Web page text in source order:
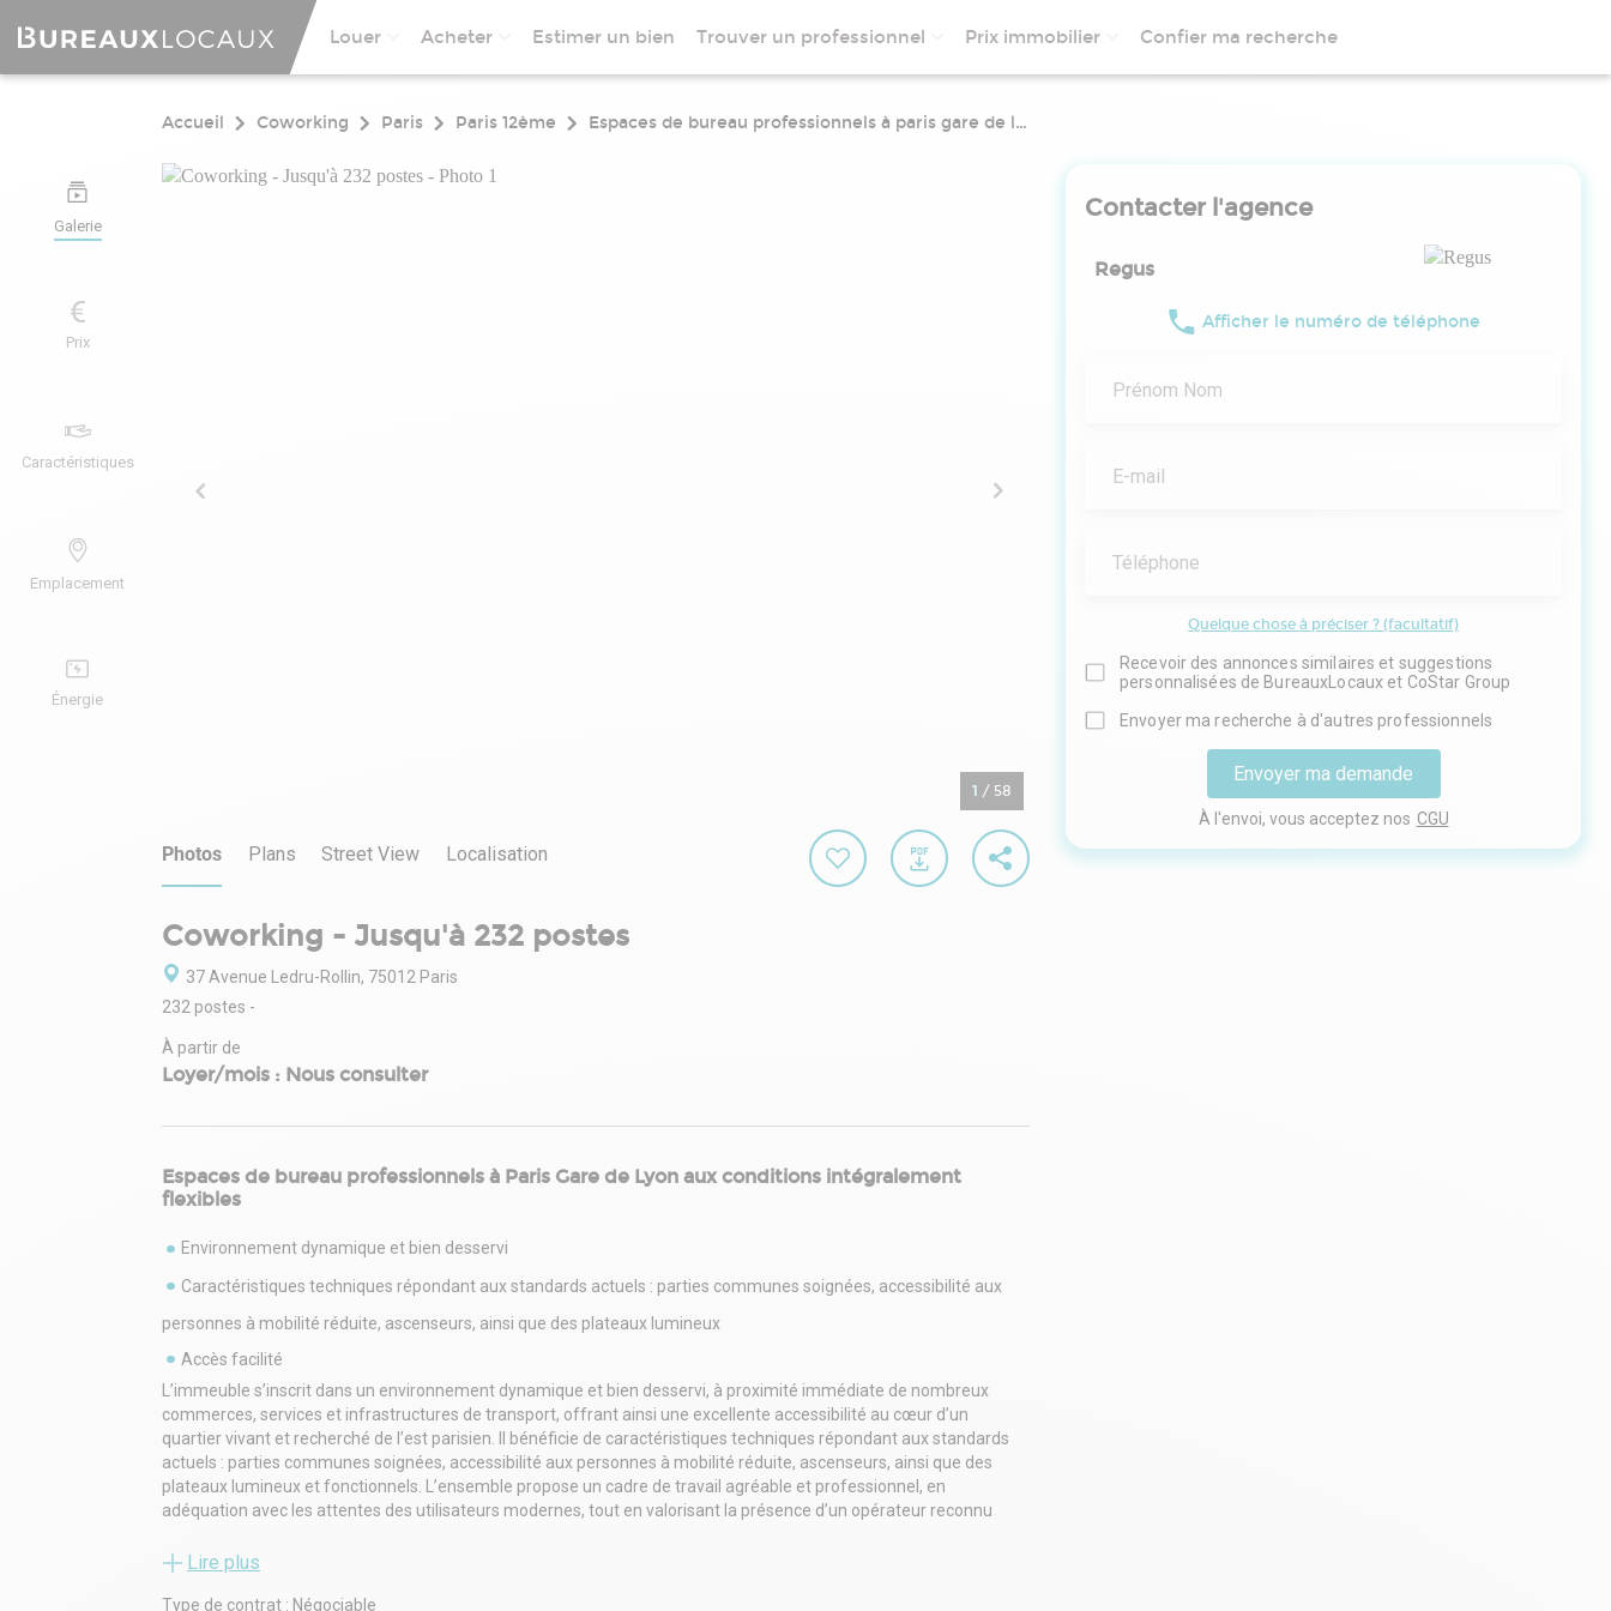
Louer Acheter Estimer un bien Trouver un professionnel Prix immobilier Confier ma recherche
Galerie
Prix
Caractéristiques
Emplacement
Énergie
Accueil Coworking Paris Paris 12ème Espaces de bureau professionnels à paris gare de lyon aux conditions intégralement flexibles
1 / 58
Photos Plans Street View Localisation
Coworking - Jusqu'à 232 postes
37 Avenue Ledru-Rollin, 75012 Paris
232 postes -
À partir de
Loyer/mois : Nous consulter
Espaces de bureau professionnels à Paris Gare de Lyon aux conditions intégralement
flexibles
Environnement dynamique et bien desservi
Caractéristiques techniques répondant aux standards actuels : parties communes soignées, accessibilité aux
personnes à mobilité réduite, ascenseurs, ainsi que des plateaux lumineux
Accès facilité
L’immeuble s’inscrit dans un environnement dynamique et bien desservi, à proximité immédiate de nombreux
commerces, services et infrastructures de transport, offrant ainsi une excellente accessibilité au cœur d’un
quartier vivant et recherché de l’est parisien. Il bénéficie de caractéristiques techniques répondant aux standards
actuels : parties communes soignées, accessibilité aux personnes à mobilité réduite, ascenseurs, ainsi que des
plateaux lumineux et fonctionnels. L’ensemble propose un cadre de travail agréable et professionnel, en
adéquation avec les attentes des utilisateurs modernes, tout en valorisant la présence d’un opérateur reconnu
Lire plus
Type de contrat : Négociable
Contacter l'agence
Regus
Afficher le numéro de téléphone
Prénom Nom
E-mail
Téléphone
Quelque chose à préciser ? (facultatif)
Recevoir des annonces similaires et suggestions
personnalisées de BureauxLocaux et CoStar Group
Envoyer ma recherche à d'autres professionnels
Envoyer ma demande
À l'envoi, vous acceptez nos CGU